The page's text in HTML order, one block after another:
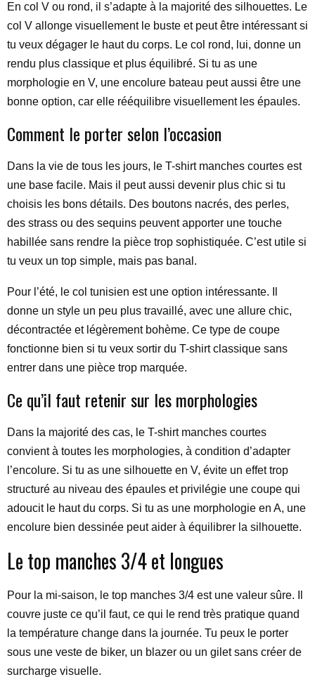
En col V ou rond, il s’adapte à la majorité des silhouettes. Le
col V allonge visuellement le buste et peut être intéressant si
tu veux dégager le haut du corps. Le col rond, lui, donne un
rendu plus classique et plus équilibré. Si tu as une
morphologie en V, une encolure bateau peut aussi être une
bonne option, car elle rééquilibre visuellement les épaules.
Comment le porter selon l’occasion
Dans la vie de tous les jours, le T-shirt manches courtes est
une base facile. Mais il peut aussi devenir plus chic si tu
choisis les bons détails. Des boutons nacrés, des perles,
des strass ou des sequins peuvent apporter une touche
habillée sans rendre la pièce trop sophistiquée. C’est utile si
tu veux un top simple, mais pas banal.
Pour l’été, le col tunisien est une option intéressante. Il
donne un style un peu plus travaillé, avec une allure chic,
décontractée et légèrement bohème. Ce type de coupe
fonctionne bien si tu veux sortir du T-shirt classique sans
entrer dans une pièce trop marquée.
Ce qu’il faut retenir sur les morphologies
Dans la majorité des cas, le T-shirt manches courtes
convient à toutes les morphologies, à condition d’adapter
l’encolure. Si tu as une silhouette en V, évite un effet trop
structuré au niveau des épaules et privilégie une coupe qui
adoucit le haut du corps. Si tu as une morphologie en A, une
encolure bien dessinée peut aider à équilibrer la silhouette.
Le top manches 3/4 et longues
Pour la mi-saison, le top manches 3/4 est une valeur sûre. Il
couvre juste ce qu’il faut, ce qui le rend très pratique quand
la température change dans la journée. Tu peux le porter
sous une veste de biker, un blazer ou un gilet sans créer de
surcharge visuelle.